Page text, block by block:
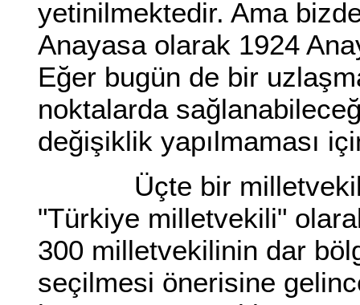
yetinilmektedir. Ama
Anayasa olarak 1924
Eğer bugün de bir
noktalarda
değişiklik yapılmaması
Üçte bir
"Türkiye milletvekili"
300 milletvekilinin dar
seçilmesi önerisine